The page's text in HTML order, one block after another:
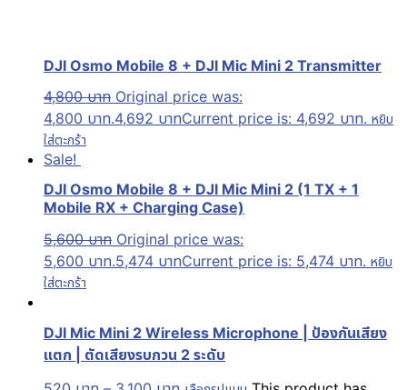
DJI Osmo Mobile 8 + DJI Mic Mini 2 Transmitter
4,800บาท Original price was:
4,800 บาท.4,692 บาทCurrent price is: 4,692 บาท. หยิบ
ใส่ตะกร้า
Sale!
DJI Osmo Mobile 8 + DJI Mic Mini 2 (1 TX + 1
Mobile RX + Charging Case)
5,600บาท Original price was:
5,600 บาท.5,474 บาทCurrent price is: 5,474 บาท. หยิบ
ใส่ตะกร้า
DJI Mic Mini 2 Wireless Microphone | ป้องกันเสียง
แตก | ตัดเสียงรบกวน 2 ระดับ